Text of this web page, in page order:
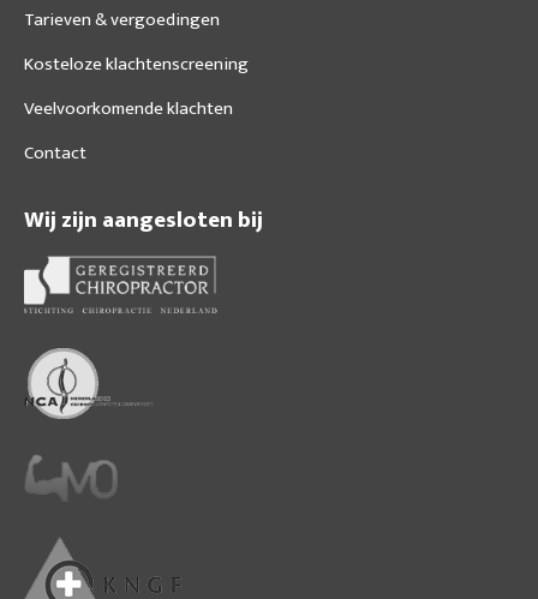
Tarieven & vergoedingen
Kosteloze klachtenscreening
Veelvoorkomende klachten
Contact
Wij zijn aangesloten bij